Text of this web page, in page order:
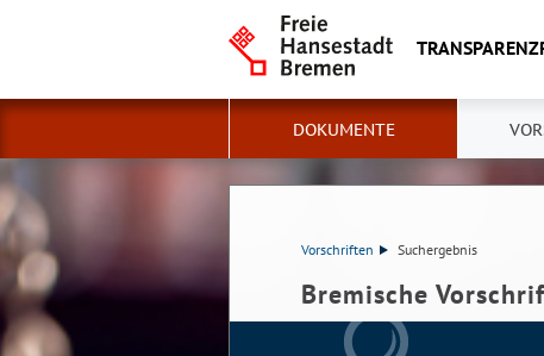
DOKUMENTE
Vorschriften Suchergebnis
Bremische